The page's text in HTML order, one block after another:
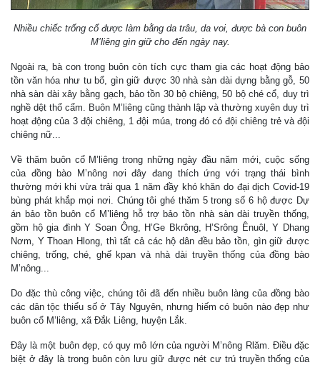
Nhiều chiếc trống cổ được làm bằng da trâu, da voi, được bà con buôn
M’liêng gìn giữ cho đến ngày nay.
Ngoài ra, bà con trong buôn còn tích cực tham gia các hoạt động bảo
tồn văn hóa như tu bổ, gìn giữ được 30 nhà sàn dài dựng bằng gỗ, 50
nhà sàn dài xây bằng gạch, bảo tồn 30 bộ chiêng, 50 bộ ché cổ, duy trì
nghề dệt thổ cẩm. Buôn M’liêng cũng thành lập và thường xuyên duy trì
hoạt động của 3 đội chiêng, 1 đội múa, trong đó có đội chiêng trẻ và đội
chiêng nữ...
Về thăm buôn cổ M’liêng trong những ngày đầu năm mới, cuộc sống
của đồng bào M’nông nơi đây đang thích ứng với trạng thái bình
thường mới khi vừa trải qua 1 năm đầy khó khăn do đại dịch Covid-19
bùng phát khắp mọi nơi. Chúng tôi ghé thăm 5 trong số 6 hộ được Dự
án bảo tồn buôn cổ M’liêng hỗ trợ bảo tồn nhà sàn dài truyền thống,
gồm hộ gia đình Y Soan Ông, H’Ge Bkrông, H’Srông Ênuôl, Y Dhang
Nơm, Y Thoan Hlong, thì tất cả các hộ dân đều bảo tồn, gìn giữ được
chiêng, trống, ché, ghế kpan và nhà dài truyền thống của đồng bào
M’nông...
Do đặc thù công việc, chúng tôi đã đến nhiều buôn làng của đồng bào
các dân tộc thiểu số ở Tây Nguyên, nhưng hiếm có buôn nào đẹp như
buôn cổ M’liêng, xã Đắk Liêng, huyện Lắk.
Đây là một buôn đẹp, có quy mô lớn của người M’nông Rlăm. Điều đặc
biệt ở đây là trong buôn còn lưu giữ được nét cư trú truyền thống của